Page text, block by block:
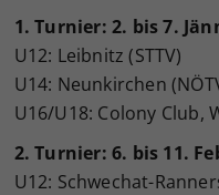
1. Turnier: 2. bis 7.
U12: Leibnitz (STTV)
U14: Neunkirchen
U16/U18: Colony Club,
2. Turnier: 6. bis 11.
U12: Schwechat-